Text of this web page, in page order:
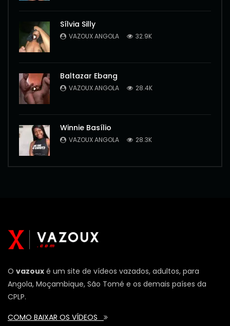
Sílvia Silly
VAZOUX ANGOLA 32.9K
Baltazar Ebang
VAZOUX ANGOLA 28.4K
Winnie Basílio
VAZOUX ANGOLA 28.3K
O vazoux é um site de vídeos vazados, adultos, para
Angola, Moçambique, São Tomé e os demais países da
CPLP.
COMO BAIXAR OS VÍDEOS